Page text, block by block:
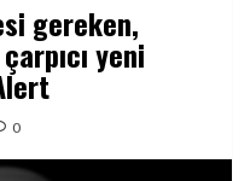
gereken,
yeni
0